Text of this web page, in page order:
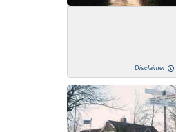
Disclaimer